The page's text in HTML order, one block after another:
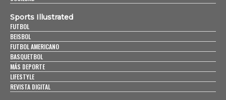
Sports Illustrated
FUTBOL
BEISBOL
FUTBOL AMERICANO
BASQUETBOL
MÁS DEPORTE
LIFESTYLE
REVISTA DIGITAL